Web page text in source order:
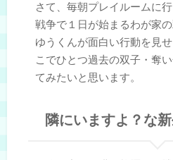
さて、毎朝プレイルームに
戦争で１日が始まるわが家
ゆうくんが面白い行動を見
こでひとつ過去の双子・奪
てみたいと思います。
隣にいますよ？な